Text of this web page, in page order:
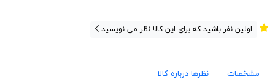
اولین نفر باشید که برای این کالا نظر می نویسید
مشخصات نظرها درباره کالا